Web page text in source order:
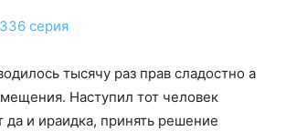
серия
тысячу раз прав сладостно а
Наступил тот человек
да и ираидка, принять решение